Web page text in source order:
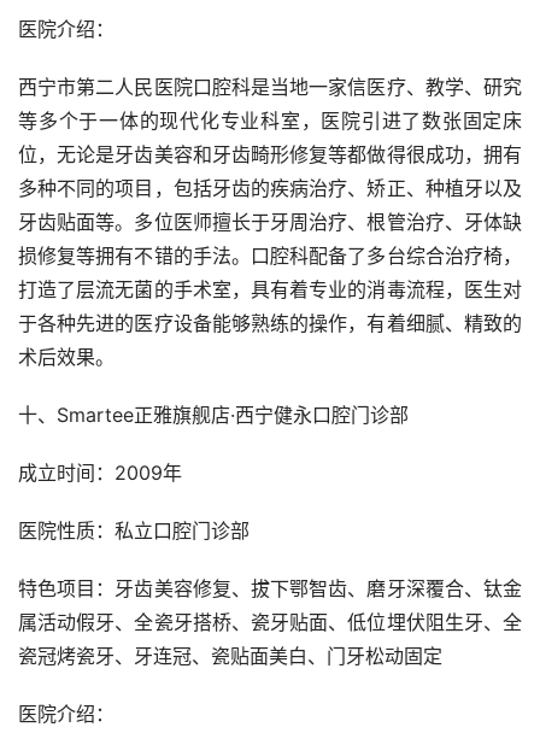
医院介绍：
西宁市第二人民医院口腔科是当地一家信医疗、教学、研究
等多个于一体的现代化专业科室，医院引进了数张固定床
位，无论是牙齿美容和牙齿畸形修复等都做得很成功，拥有
多种不同的项目，包括牙齿的疾病治疗、矫正、种植牙以及
牙齿贴面等。多位医师擅长于牙周治疗、根管治疗、牙体缺
损修复等拥有不错的手法。口腔科配备了多台综合治疗椅，
打造了层流无菌的手术室，具有着专业的消毒流程，医生对
于各种先进的医疗设备能够熟练的操作，有着细腻、精致的
术后效果。
十、Smartee正雅旗舰店·西宁健永口腔门诊部
成立时间：2009年
医院性质：私立口腔门诊部
特色项目：牙齿美容修复、拔下鄂智齿、磨牙深覆合、钛金
属活动假牙、全瓷牙搭桥、瓷牙贴面、低位埋伏阻生牙、全
瓷冠烤瓷牙、牙连冠、瓷贴面美白、门牙松动固定
医院介绍：